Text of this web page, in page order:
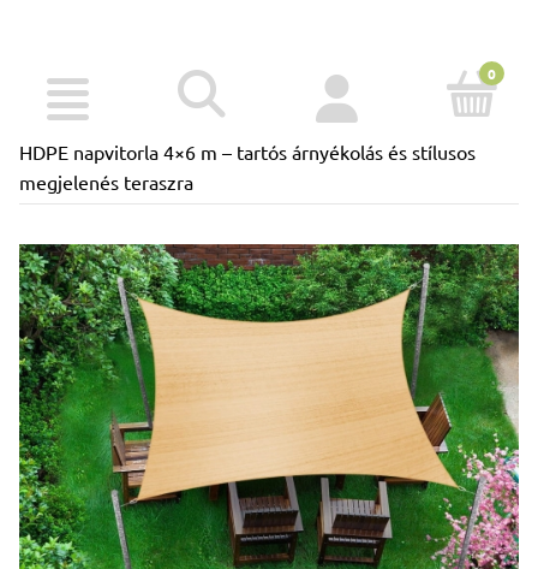
HDPE napvitorla 4×6 m – tartós árnyékolás és stílusos
megjelenés teraszra